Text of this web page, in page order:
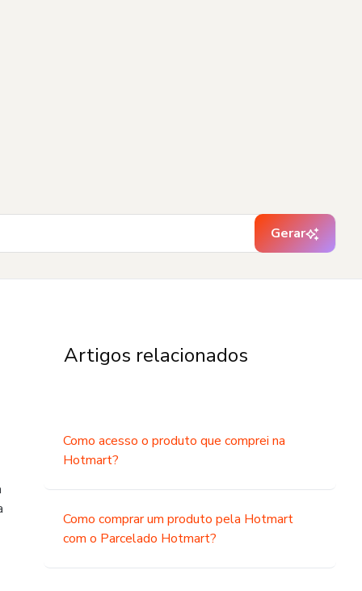
Gerar
Artigos relacionados
Como acesso o produto que comprei na
Hotmart?
Como comprar um produto pela Hotmart
com o Parcelado Hotmart?